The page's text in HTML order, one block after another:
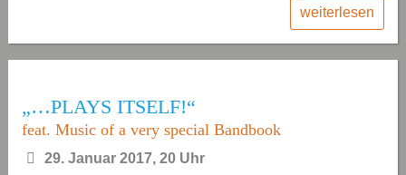
weiterlesen
„…PLAYS ITSELF!“
feat. Music of a very special Bandbook
29. Januar 2017, 20 Uhr